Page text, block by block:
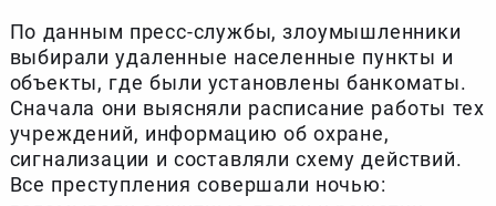
По данным пресс-службы, злоумышленники
выбирали удаленные населенные пункты и
объекты, где были установлены банкоматы.
Сначала они выясняли расписание работы тех
учреждений, информацию об охране,
сигнализации и составляли схему действий.
Все преступления совершали ночью: